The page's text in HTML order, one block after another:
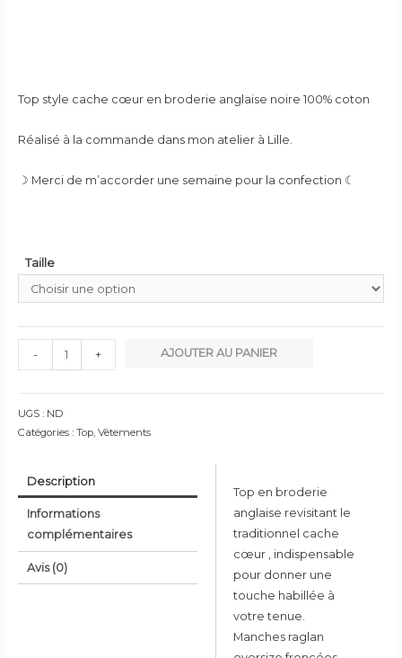
Top style cache cœur en broderie anglaise noire 100% coton
Réalisé à la commande dans mon atelier à Lille.
☽ Merci de m’accorder une semaine pour la confection ☾
Taille
-
quantité
de
Cœur
Broderie
+ AJOUTER AU PANIER
UGS : ND
Catégories : Top, Vêtements
Description
Informations
complémentaires
Avis (0)
Top en broderie
anglaise revisitant le
traditionnel cache
cœur , indispensable
pour donner une
touche habillée à
votre tenue.
Manches raglan